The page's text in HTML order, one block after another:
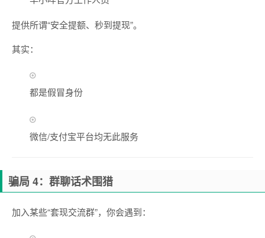
提供所谓“安全提额、秒到提现”。
其实：
都是假冒身份
微信/支付宝平台均无此服务
骗局 4：群聊话术围猎
加入某些“套现交流群”，你会遇到：